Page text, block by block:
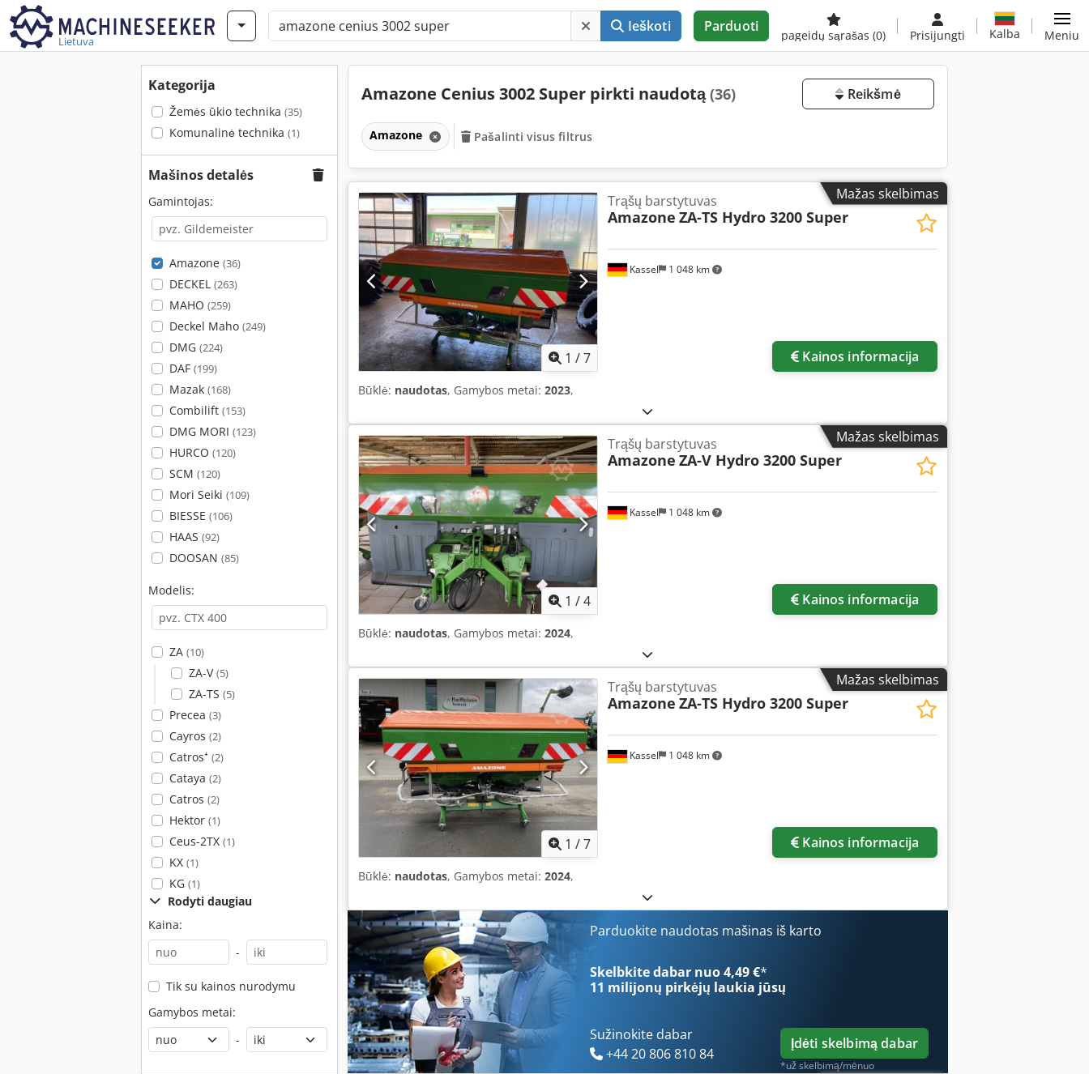
Lietuva
Ieškoti Parduoti
pageidų sąrašas (0) Prisijungti Kalba Meniu
Kategorija
Žemės ūkio technika (35)
Komunalinė technika (1)
Mašinos detalės
Gamintojas:
Amazone (36)
DECKEL (263)
MAHO (259)
Deckel Maho (249)
DMG (224)
DAF (199)
Mazak (168)
Combilift (153)
DMG MORI (123)
HURCO (120)
SCM (120)
Mori Seiki (109)
BIESSE (106)
HAAS (92)
DOOSAN (85)
Modelis:
ZA (10)
ZA-V(5)
ZA-TS (5)
Precea (3)
Cayros (2)
Catros⁺ (2)
Cataya (2)
Catros (2)
Hektor (1)
Ceus-2TX (1)
KX (1)
KG (1)
Rodyti daugiau
Kaina:
-
Tik su kainos nurodymu
Gamybos metai:
-
Amazone Cenius 3002 Super pirkti naudotą(36) Reikšmė
Amazone Pašalinti visus filtrus
Mažas skelbimas
1 /7
Kassel 1 048 km
Trąšų barstytuvas
Amazone ZA-TS Hydro 3200 Super
Kainos informacija
Būklė: naudotas, Gamybos metai: 2023,
Mažas skelbimas
1 /4
Kassel 1 048 km
Trąšų barstytuvas
Amazone ZA-V Hydro 3200 Super
Kainos informacija
Būklė: naudotas, Gamybos metai: 2024,
Mažas skelbimas
1 /7
Kassel 1 048 km
Trąšų barstytuvas
Amazone ZA-TS Hydro 3200 Super
Kainos informacija
Būklė: naudotas, Gamybos metai: 2024,
Parduokite naudotas mašinas iš karto
Skelbkite dabar nuo 4,49 €*
11 milijonų pirkėjų laukia jūsų
Sužinokite dabar
+44 20 806 810 84
Įdėti skelbimą dabar
*už skelbimą/mėnuo